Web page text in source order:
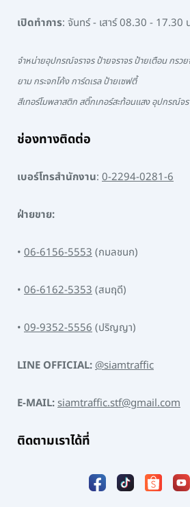
เปิดทำการ: จันทร์ - เสาร์ 08.30 - 17.30
จำหน่ายอุปกรณ์จราจร ป้ายจราจร ป้ายเตือน กรว
ยาม กระจกโค้ง การ์ดเรล ป้ายเซฟตี้
สีเทอร์โมพลาสติก สติ๊กเกอร์สะท้อนแสง อุปกรณ์จ
ช่องทางติดต่อ
เบอร์โทรสำนักงาน: 0-2294-0281-6
ฝ่ายขาย:
• 06-6156-5553(กมลชนก)
• 06-6162-5353(สมฤดี)
• 09-9352-5556(ปริญญา)
LINE OFFICIAL:@siamtraffic
E-MAIL:siamtraffic.stf@gmail.com
ติดตามเราได้ที่